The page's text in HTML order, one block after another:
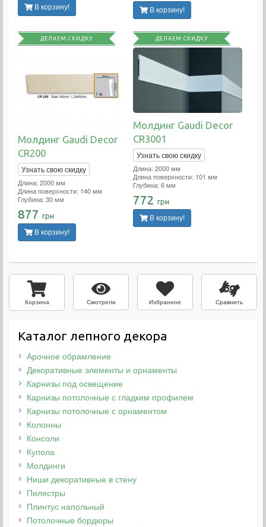
В корзину!
В корзину!
ДЕЛАЕМ СКИДКУ
Молдинг Gaudi Decor
CR200
Узнать свою скидку
Длина: 2000 мм
Длина поверхности: 140 мм
Глубина: 30 мм
877 грн
В корзину!
ДЕЛАЕМ СКИДКУ
Молдинг Gaudi Decor
CR3001
Узнать свою скидку
Длина: 2000 мм
Длина поверхности: 101 мм
Глубина: 6 мм
772 грн
В корзину!
Корзина Смотрели Избранное Сравнить
Каталог лепного декора
Арочное обрамление
Декоративные элементы и орнаменты
Карнизы под освещение
Карнизы потолочные с гладким профилем
Карнизы потолочные с орнаментом
Колонны
Консоли
Купола
Молдинги
Ниши декоративные в стену
Пилястры
Плинтус напольный
Потолочные бордюры